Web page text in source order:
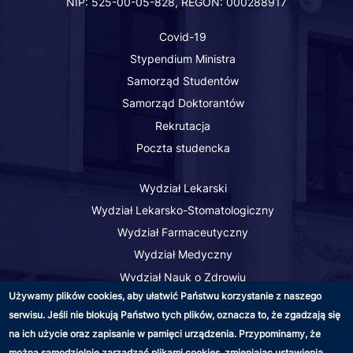
of the Software.
THE SOFTWARE IS
PROVIDED "AS IS",
WITHOUT
WARRANTY OF ANY
KIND, EXPRESS OR
IMPLIED,
INCLUDING BUT
NOT LIMITED TO
THE WARRANTIES
OF
MERCHANTABILITY,
FITNESS FOR A
PARTICULAR
PURPOSE AND
NONINFRINGEMENT.
IN NO EVENT SHALL
THE AUTHORS OR
Covid-19
Stypendium Ministra
Samorząd Studentów
Samorząd Doktorantów
Rekrutacja
Poczta studencka
Wydział Lekarski
Wydział Lekarsko-Stomatologiczny
Wydział Farmaceutyczny
Wydział Medyczny
Wydział Nauk o Zdrowiu
Studia doktoranckie
Używamy plików cookies, aby ułatwić Państwu korzystanie z naszego
serwisu. Jeśli nie blokują Państwo tych plików, oznacza to, że zgadzają się
na ich użycie oraz zapisanie w pamięci urządzenia. Przypominamy, że